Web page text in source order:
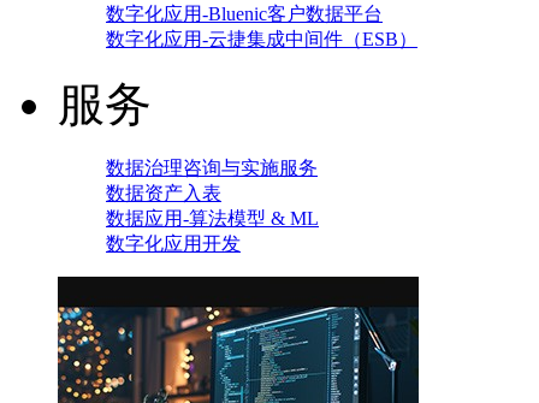
数字化应用-Bluenic客户数据平台
数字化应用-云捷集成中间件（ESB）
服务
数据治理咨询与实施服务
数据资产入表
数据应用-算法模型 & ML
数字化应用开发